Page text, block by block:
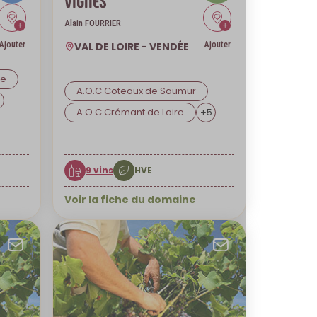
Alain FOURRIER
VAL DE LOIRE - VENDÉE Ajouter
A.O.C Coteaux de Saumur
A.O.C Crémant de Loire
+5
9 vins HVE
Voir la fiche du domaine
Envoyer par mail Envoyer